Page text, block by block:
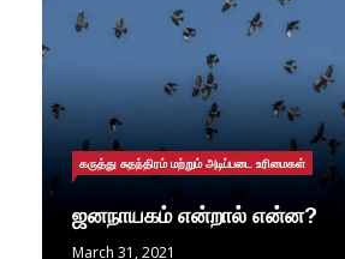
கருத்து சுதந்திரம் மற்றும் அடிப்படை உரிமைகள்
ஜனநாயகம் என்றால் என்ன?
March 31, 2021